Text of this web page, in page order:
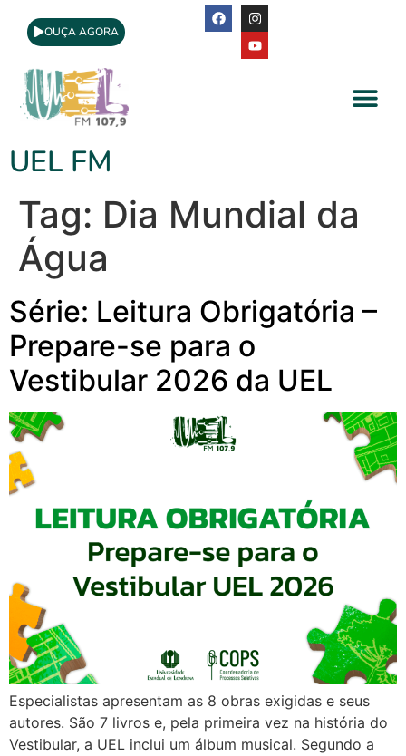
OUÇA AGORA
UEL FM
Tag: Dia Mundial da
Água
Série: Leitura Obrigatória –
Prepare-se para o
Vestibular 2026 da UEL
Especialistas apresentam as 8 obras exigidas e seus
autores. São 7 livros e, pela primeira vez na história do
Vestibular, a UEL inclui um álbum musical. Segundo a